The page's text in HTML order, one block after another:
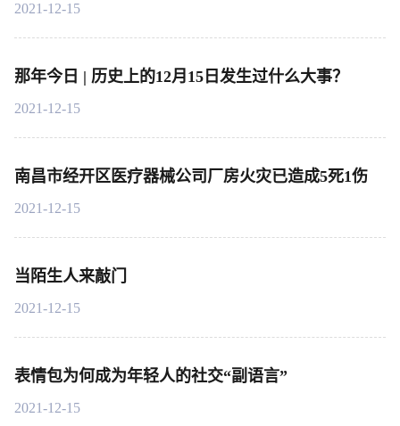
2021-12-15
那年今日 | 历史上的12月15日发生过什么大事？
2021-12-15
南昌市经开区医疗器械公司厂房火灾已造成5死1伤
2021-12-15
当陌生人来敲门
2021-12-15
表情包为何成为年轻人的社交“副语言”
2021-12-15